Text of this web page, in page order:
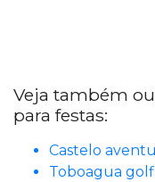
Veja também
para festas:
Castelo
Toboagua